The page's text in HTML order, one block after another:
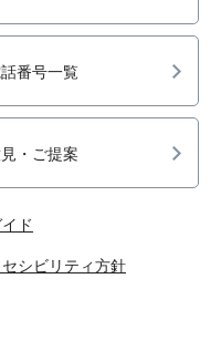
番号一覧
・ご提案
ド
シビリティ方針